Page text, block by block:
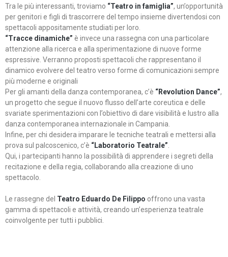
Tra le più interessanti, troviamo “Teatro in famiglia”, un’opportunità
per genitori e figli di trascorrere del tempo insieme divertendosi con
spettacoli appositamente studiati per loro.
“Tracce dinamiche” è invece una rassegna con una particolare
attenzione alla ricerca e alla sperimentazione di nuove forme
espressive. Verranno proposti spettacoli che rappresentano il
dinamico evolvere del teatro verso forme di comunicazioni sempre
più moderne e originali
Per gli amanti della danza contemporanea, c’è “Revolution Dance”,
un progetto che segue il nuovo flusso dell’arte coreutica e delle
svariate sperimentazioni con l’obiettivo di dare visibilità e lustro alla
danza contemporanea internazionale in Campania.
Infine, per chi desidera imparare le tecniche teatrali e mettersi alla
prova sul palcoscenico, c’è “Laboratorio Teatrale”
Qui, i partecipanti hanno la possibilità di apprendere i segreti della
recitazione e della regia, collaborando alla creazione di uno
spettacolo.
Le rassegne del Teatro Eduardo De Filippo offrono una vasta
gamma di spettacoli e attività, creando un’esperienza teatrale
coinvolgente per tutti i pubblici.